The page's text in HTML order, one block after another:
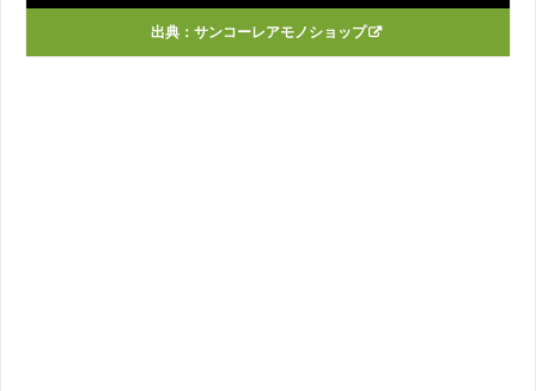
出典： サンコーレアモノショップ